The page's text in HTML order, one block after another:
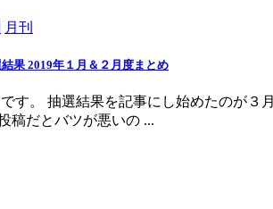
月刊
果 2019年１月＆２月度まとめ
す。 抽選結果を記事にし始めたのが
稿だとバツが悪いの ...